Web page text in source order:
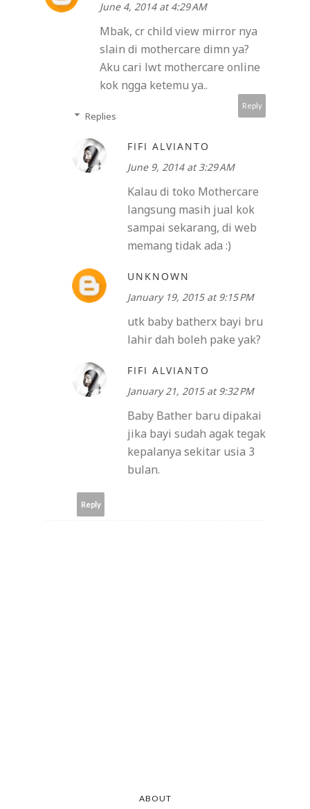
June 4, 2014 at 4:29 AM
Mbak, cr child view mirror nya
slain di mothercare dimn ya?
Aku cari lwt mothercare online
kok ngga ketemu ya..
Reply
Replies
FIFI ALVIANTO
June 9, 2014 at 3:29 AM
Kalau di toko Mothercare
langsung masih jual kok
sampai sekarang, di web
memang tidak ada :)
UNKNOWN
January 19, 2015 at 9:15 PM
utk baby batherx bayi bru
lahir dah boleh pake yak?
FIFI ALVIANTO
January 21, 2015 at 9:32 PM
Baby Bather baru dipakai
jika bayi sudah agak tegak
kepalanya sekitar usia 3
bulan.
Reply
ABOUT